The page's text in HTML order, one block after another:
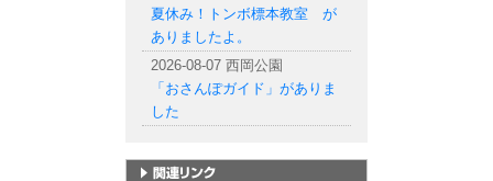
夏休み！トンボ標本教室 が
ありましたよ。
2026-08-07 西岡公園
「おさんぽガイド」がありま
した